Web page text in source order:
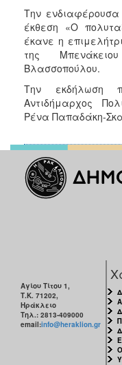
Την
έκθεση «Ο
έκανε η
της
Βλασσοπούλου.
Την εκδήλωση
Αντιδήμαρχος
Ρένα Παπαδάκη-
Αγίου Τίτου 1,
Τ.Κ. 71202,
Ηράκλειο
Τηλ.: 2813-409000
email:info@heraklion.gr